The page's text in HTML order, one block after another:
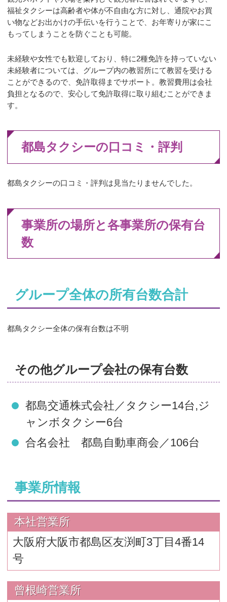
福祉タクシーは高齢者や体が不自由な方に対し、通院やお買
い物などお出かけの手伝いを行うことで、お年寄りが家にこ
もってしまうことを防ぐことも可能。
未経験や女性でも歓迎しており、特に2種免許を持っていない
未経験者については、グループ内の教習所にて教習を受ける
ことができるので、免許取得までサポート。教習費用は会社
負担となるので、安心して免許取得に取り組むことができま
す。
都島タクシーの口コミ・評判
都島タクシーの口コミ・評判は見当たりませんでした。
事業所の場所と各事業所の保有台
数
グループ全体の所有台数合計
都鳥タクシー全体の保有台数は不明
その他グループ会社の保有台数
都島交通株式会社／タクシー14台,ジ
ャンボタクシー6台
合名会社 都島自動車商会／106台
事業所情報
本社営業所
大阪府大阪市都島区友渕町3丁目4番14
号
曾根崎営業所